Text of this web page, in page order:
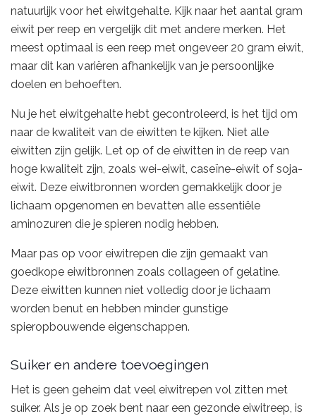
natuurlijk voor het eiwitgehalte. Kijk naar het aantal gram
eiwit per reep en vergelijk dit met andere merken. Het
meest optimaal is een reep met ongeveer 20 gram eiwit,
maar dit kan variëren afhankelijk van je persoonlijke
doelen en behoeften.
Nu je het eiwitgehalte hebt gecontroleerd, is het tijd om
naar de kwaliteit van de eiwitten te kijken. Niet alle
eiwitten zijn gelijk. Let op of de eiwitten in de reep van
hoge kwaliteit zijn, zoals wei-eiwit, caseïne-eiwit of soja-
eiwit. Deze eiwitbronnen worden gemakkelijk door je
lichaam opgenomen en bevatten alle essentiële
aminozuren die je spieren nodig hebben.
Maar pas op voor eiwitrepen die zijn gemaakt van
goedkope eiwitbronnen zoals collageen of gelatine.
Deze eiwitten kunnen niet volledig door je lichaam
worden benut en hebben minder gunstige
spieropbouwende eigenschappen.
Suiker en andere toevoegingen
Het is geen geheim dat veel eiwitrepen vol zitten met
suiker. Als je op zoek bent naar een gezonde eiwitreep, is